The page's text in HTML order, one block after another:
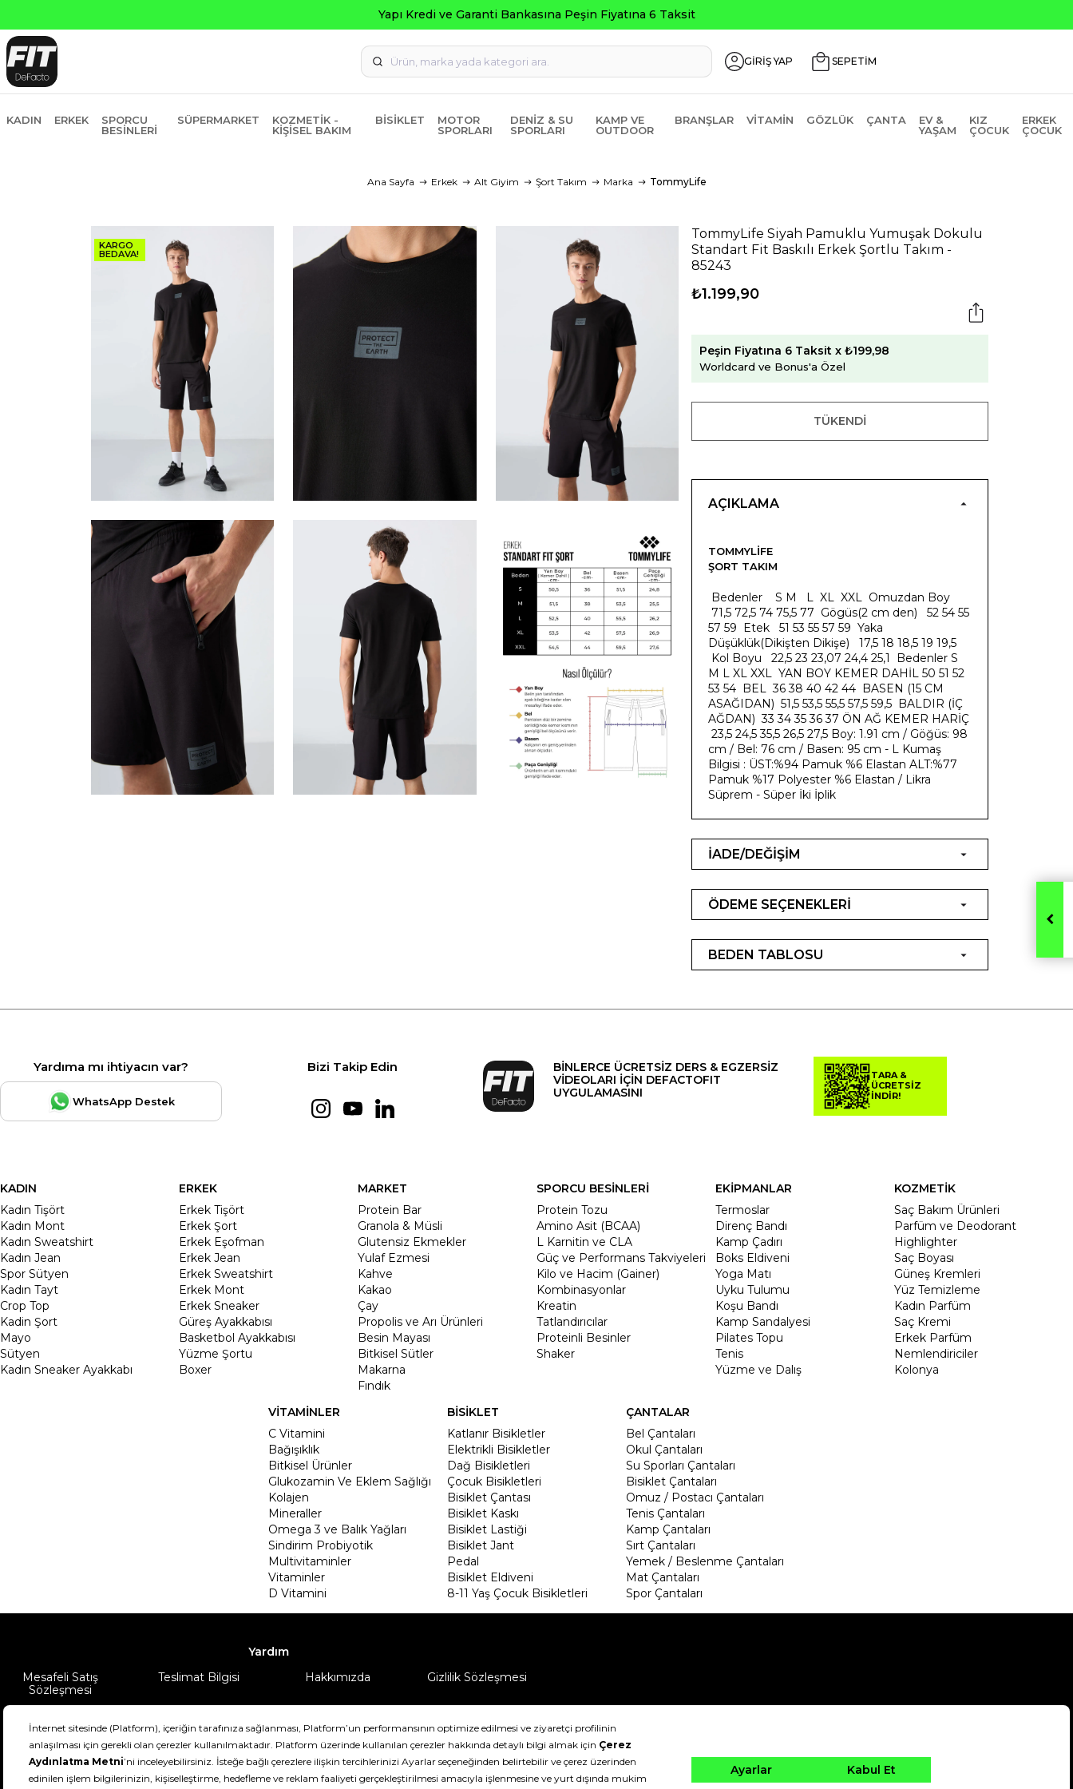
GİRİŞ YAP SEPETİM
KADIN ERKEK
SPORCU
BESINLERI
SÜPERMARKET
KOZMETIK -
KIŞISEL BAKIM
BISIKLET
MOTOR
SPORLARI
DENIZ & SU
SPORLARI
KAMP VE
OUTDOOR
BRANŞLAR VITAMIN GÖZLÜK ÇANTA
EV &
YAŞAM
KIZ
ÇOCUK
ERKEK
ÇOCUK
Ana Sayfa Erkek Alt Giyim Şort Takım Marka TommyLife
KARGO
BEDAVA!
TommyLife Siyah Pamuklu Yumuşak Dokulu
Standart Fit Baskılı Erkek Şortlu Takım -
85243
₺1.199,90
Peşin Fiyatına 6 Taksit x ₺199,98
Worldcard ve Bonus'a Özel
TÜKENDI
AÇIKLAMA
TOMMYLIFE
ŞORT TAKIM
Bedenler S M L XL XXL Omuzdan Boy
71,5 72,5 74 75,5 77 Gögüs(2 cm den) 52 54 55
57 59 Etek 51 53 55 57 59 Yaka
Düşüklük(Dikişten Dikişe) 17,5 18 18,5 19 19,5
Kol Boyu 22,5 23 23,07 24,4 25,1 Bedenler S
M L XL XXL YAN BOY KEMER DAHİL 50 51 52
53 54 BEL 36 38 40 42 44 BASEN (15 CM
ASAĞIDAN) 51,5 53,5 55,5 57,5 59,5 BALDIR (İÇ
AĞDAN) 33 34 35 36 37 ÖN AĞ KEMER HARİÇ
23,5 24,5 35,5 26,5 27,5 Boy: 1.91 cm / Göğüs: 98
cm / Bel: 76 cm / Basen: 95 cm - L Kumaş
Bilgisi : ÜST:%94 Pamuk %6 Elastan ALT:%77
Pamuk %17 Polyester %6 Elastan / Likra
Süprem - Süper İki İplik
İADE/DEĞİŞİM
ÖDEME SEÇENEKLERİ
BEDEN TABLOSU
Yardıma mı ihtiyacın var?
WhatsApp Destek
Bizi Takip Edin
BİNLERCE ÜCRETSİZ DERS & EGZERSİZ
VİDEOLARI İÇİN DEFACTOFIT
UYGULAMASINI
TARA &
ÜCRETSİZ
İNDİR!
KADIN
Kadın Tişört
Kadın Mont
Kadın Sweatshirt
Kadın Jean
Spor Sütyen
Kadın Tayt
Crop Top
Kadin Şort
Mayo
Sütyen
Kadın Sneaker Ayakkabı
ERKEK
Erkek Tişört
Erkek Şort
Erkek Eşofman
Erkek Jean
Erkek Sweatshirt
Erkek Mont
Erkek Sneaker
Güreş Ayakkabısı
Basketbol Ayakkabısı
Yüzme Şortu
Boxer
MARKET
Protein Bar
Granola & Müsli
Glutensiz Ekmekler
Yulaf Ezmesi
Kahve
Kakao
Çay
Propolis ve Arı Ürünleri
Besin Mayası
Bitkisel Sütler
Makarna
Fındık
SPORCU BESİNLERİ
Protein Tozu
Amino Asit (BCAA)
L Karnitin ve CLA
Güç ve Performans Takviyeleri
Kilo ve Hacim (Gainer)
Kombinasyonlar
Kreatin
Tatlandırıcılar
Proteinli Besinler
Shaker
EKİPMANLAR
Termoslar
Direnç Bandı
Kamp Çadırı
Boks Eldiveni
Yoga Matı
Uyku Tulumu
Koşu Bandı
Kamp Sandalyesi
Pilates Topu
Tenis
Yüzme ve Dalış
KOZMETİK
Saç Bakım Ürünleri
Parfüm ve Deodorant
Highlighter
Saç Boyası
Güneş Kremleri
Yüz Temizleme
Kadın Parfüm
Saç Kremi
Erkek Parfüm
Nemlendiriciler
Kolonya
VİTAMİNLER
C Vitamini
Bağışıklık
Bitkisel Ürünler
Glukozamin Ve Eklem Sağlığı
Kolajen
Mineraller
Omega 3 ve Balık Yağları
Sindirim Probiyotik
Multivitaminler
Vitaminler
D Vitamini
BİSİKLET
Katlanır Bisikletler
Elektrikli Bisikletler
Dağ Bisikletleri
Çocuk Bisikletleri
Bisiklet Çantası
Bisiklet Kaskı
Bisiklet Lastiği
Bisiklet Jant
Pedal
Bisiklet Eldiveni
8-11 Yaş Çocuk Bisikletleri
ÇANTALAR
Bel Çantaları
Okul Çantaları
Su Sporları Çantaları
Bisiklet Çantaları
Omuz / Postacı Çantaları
Tenis Çantaları
Kamp Çantaları
Sırt Çantaları
Yemek / Beslenme Çantaları
Mat Çantaları
Spor Çantaları
Yardım
Mesafeli Satış
Sözleşmesi
Teslimat Bilgisi Hakkımızda Gizlilik Sözleşmesi